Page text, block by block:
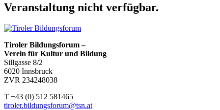
Veranstaltung nicht verfügbar.
Tiroler Bildungsforum –
Verein für Kultur und Bildung
Sillgasse 8/2
6020 Innsbruck
ZVR 234248038
T +43 (0) 512 581465
tiroler.bildungsforum@tsn.at